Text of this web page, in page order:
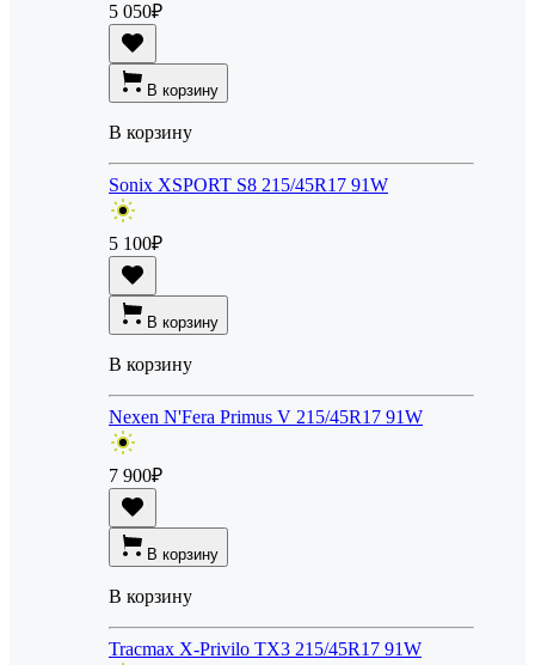
5 050₽
В корзину
В корзину
Sonix XSPORT S8 215/45R17 91W
5 100₽
В корзину
В корзину
Nexen N'Fera Primus V 215/45R17 91W
7 900₽
В корзину
В корзину
Tracmax X-Privilo TX3 215/45R17 91W